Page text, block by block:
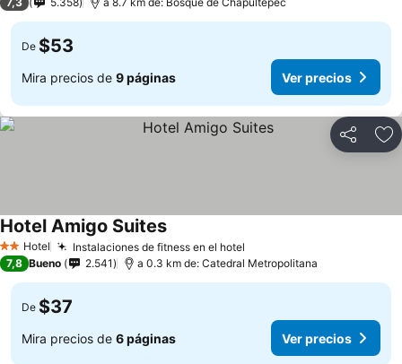
De $53
Mira precios de 9 páginas Ver precios
Compartir
2 Estrellas
Hotel Instalaciones de fitness en el hotel
Hotel Amigo Suites
7,8 Bueno 2.541 a 0.3 km de: Catedral Metropolitana
De $37
Mira precios de 6 páginas Ver precios